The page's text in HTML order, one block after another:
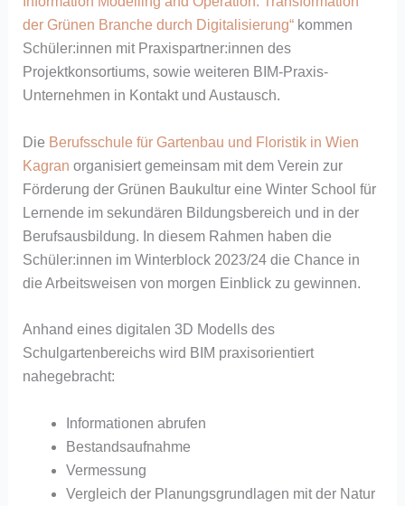
der Grünen Branche durch Digitalisierung“kommen
Schüler:innen mit Praxispartner:innen des
Projektkonsortiums, sowie weiteren BIM-Praxis-
Unternehmen in Kontakt und Austausch.
Die Berufsschule für Gartenbau und Floristik in Wien
Kagran organisiert gemeinsam mit dem Verein zur
Förderung der Grünen Baukultur eine Winter School für
Lernende im sekundären Bildungsbereich und in der
Berufsausbildung. In diesem Rahmen haben die
Schüler:innen im Winterblock 2023/24 die Chance in
die Arbeitsweisen von morgen Einblick zu gewinnen.
Anhand eines digitalen 3D Modells des
Schulgartenbereichs wird BIM praxisorientiert
nahegebracht:
Informationen abrufen
Bestandsaufnahme
Vermessung
Vergleich der Planungsgrundlagen mit der Natur